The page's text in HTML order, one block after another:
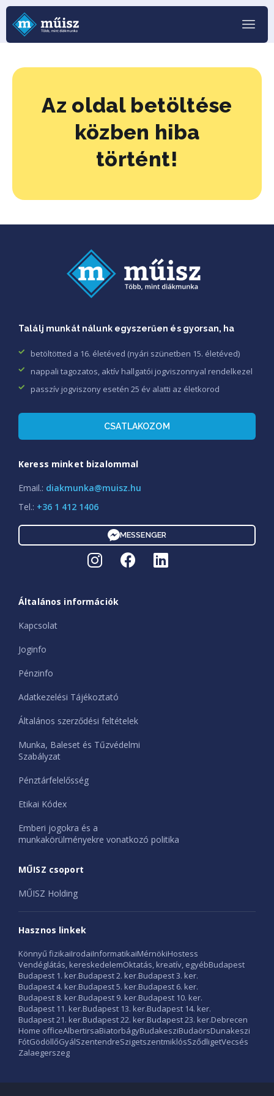
Az oldal betöltése
közben hiba
történt!
Találj munkát nálunk egyszerűen és gyorsan, ha
betöltötted a 16. életéved (nyári szünetben 15. életéved)
nappali tagozatos, aktív hallgatói jogviszonnyal rendelkezel
passzív jogviszony esetén 25 év alatti az életkorod
CSATLAKOZOM
Keress minket bizalommal
Email.: diakmunka@muisz.hu
Tel.: +36 1 412 1406
MESSENGER
Általános információk
Kapcsolat
Joginfo
Pénzinfo
Adatkezelési Tájékoztató
Általános szerződési feltételek
Munka, Baleset és Tűzvédelmi
Szabályzat
Pénztárfelelősség
Etikai Kódex
Emberi jogokra és a
munkakörülményekre vonatkozó politika
MŰISZ csoport
MŰISZ Holding
Hasznos linkek
Könnyű fizikaiIrodaiInformatikaiMérnökiHostess
Vendéglátás, kereskedelemOktatás, kreatív, egyébBudapest
Budapest 1. ker.Budapest 2. ker.Budapest 3. ker.
Budapest 4. ker.Budapest 5. ker.Budapest 6. ker.
Budapest 8. ker.Budapest 9. ker.Budapest 10. ker.
Budapest 11. ker.Budapest 13. ker.Budapest 14. ker.
Budapest 21. ker.Budapest 22. ker.Budapest 23. ker.Debrecen
Home officeAlbertirsaBiatorbágyBudakesziBudaörsDunakeszi
FótGödöllőGyálSzentendreSzigetszentmiklósSződligetVecsés
Zalaegerszeg